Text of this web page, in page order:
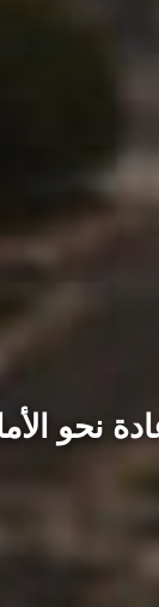
نحو